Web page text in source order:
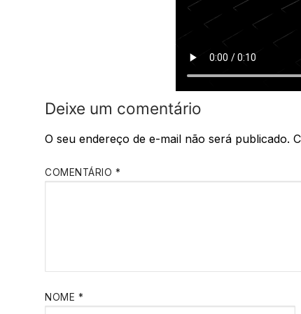
Deixe um comentário
O seu endereço de e-mail não será publicado.
COMENTÁRIO *
NOME *